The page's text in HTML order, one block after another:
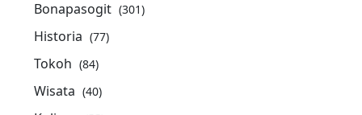
Bonapasogit (301)
Historia (77)
Tokoh (84)
Wisata (40)